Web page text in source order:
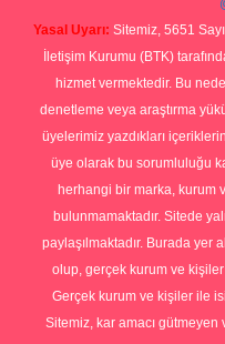
Yasal Uyarı: Sitemiz, 5651
İletişim Kurumu (BTK)
hizmet vermektedir. Bu
denetleme veya araştırma
üyelerimiz yazdıkları
üye olarak bu sorumluluğu
herhangi bir marka, kurum
bulunmamaktadır. Sitede
paylaşılmaktadır. Burada yer
olup, gerçek kurum ve kişiler
Gerçek kurum ve kişiler ile
Sitemiz, kar amacı